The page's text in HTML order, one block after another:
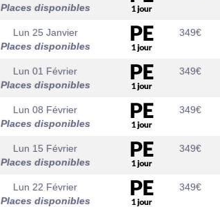
Places disponibles
Lun 25 Janvier
Places disponibles
349€
Lun 01 Février
Places disponibles
349€
Lun 08 Février
Places disponibles
349€
Lun 15 Février
Places disponibles
349€
Lun 22 Février
Places disponibles
349€